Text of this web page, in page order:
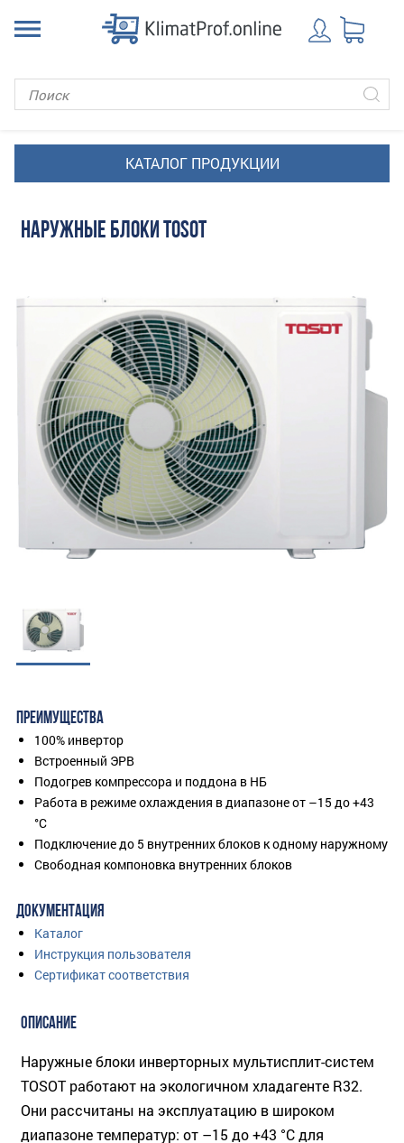
НАРУЖНЫЕ БЛОКИ TOSOT
ПРЕИМУЩЕСТВА
100% инвертор
Встроенный ЭРВ
Подогрев компрессора и поддона в НБ
Работа в режиме охлаждения в диапазоне от –15 до +43
°C
Подключение до 5 внутренних блоков к одному наружному
Свободная компоновка внутренних блоков
ДОКУМЕНТАЦИЯ
Каталог
Инструкция пользователя
Сертификат соответствия
ОПИСАНИЕ
Наружные блоки инверторных мультисплит-систем
TOSOT работают на экологичном хладагенте R32.
Они рассчитаны на эксплуатацию в широком
диапазоне температур: от –15 до +43 °C для